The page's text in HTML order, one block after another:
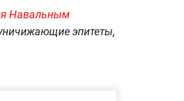
Навальным
эпитеты,